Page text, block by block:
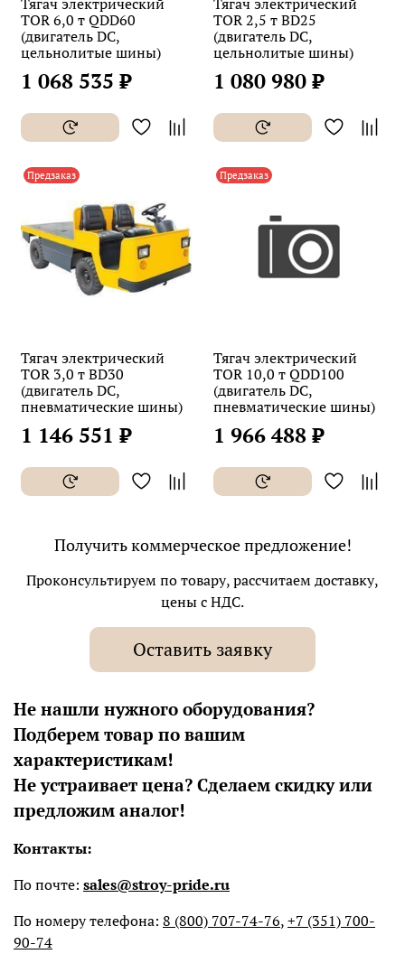
TOR 6,0 т QDD60
(двигатель DC,
цельнолитые шины)
1 068 535 ₽
TOR 2,5 т BD25
(двигатель DC,
цельнолитые шины)
1 080 980 ₽
Предзаказ
Тягач электрический
TOR 3,0 т BD30
(двигатель DC,
пневматические шины)
1 146 551 ₽
Предзаказ
Тягач электрический
TOR 10,0 т QDD100
(двигатель DC,
пневматические шины)
1 966 488 ₽
Получить коммерческое предложение!
Проконсультируем по товару, рассчитаем доставку,
цены с НДС.
Оставить заявку
Не нашли нужного оборудования?
Подберем товар по вашим
характеристикам!
Не устраивает цена? Сделаем скидку или
предложим аналог!
Контакты:
По почте: sales@stroy-pride.ru
По номеру телефона: 8 (800) 707-74-76,+7 (351) 700-
90-74